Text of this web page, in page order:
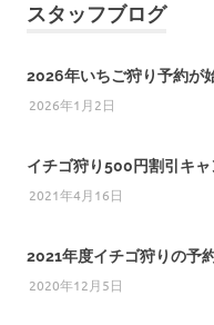
スタッフブログ
2026年いちご狩り予約が
2026年1月2日
イチゴ狩り500円割引キ
2021年4月16日
2021年度イチゴ狩りの予
2020年12月5日